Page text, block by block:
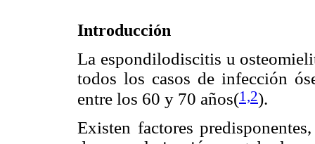
Introducción
La espondilodiscitis u
todos los casos de infección
entre los 60 y 70 años(1,2).
Existen factores